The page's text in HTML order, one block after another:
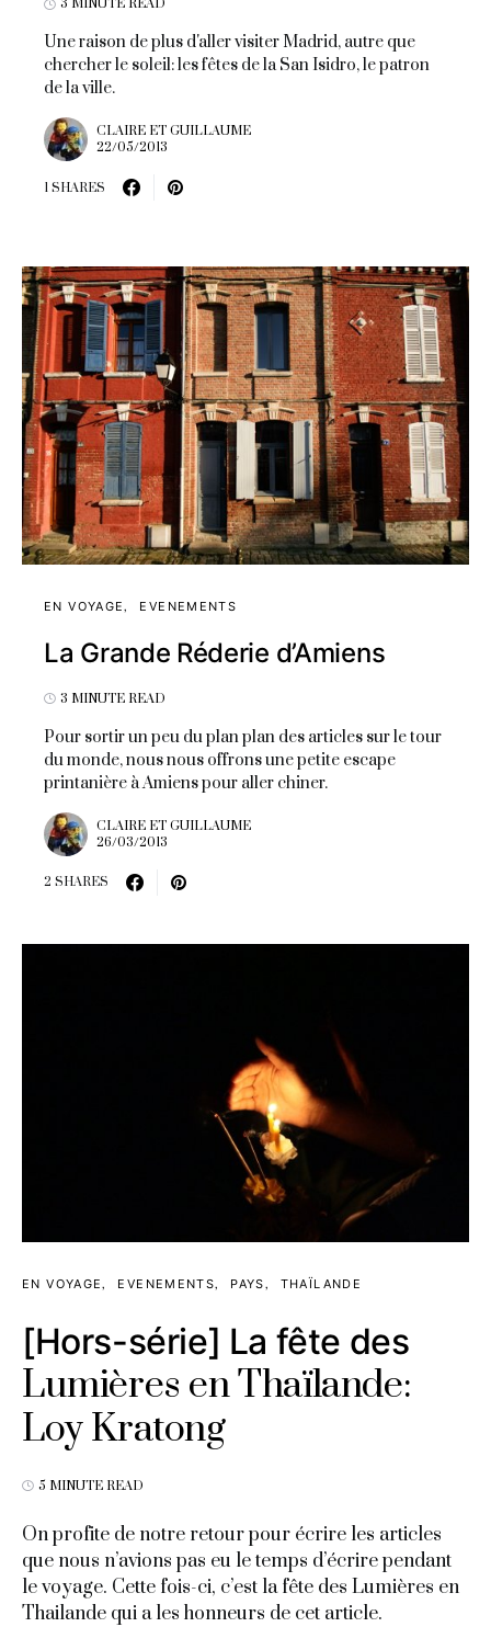
3 MINUTE READ
Une raison de plus d'aller visiter Madrid, autre que
chercher le soleil: les fêtes de la San Isidro, le patron
de la ville.
CLAIRE ET GUILLAUME
22/05/2013
1 SHARES
EN VOYAGE EVENEMENTS
La Grande Réderie d’Amiens
3 MINUTE READ
Pour sortir un peu du plan plan des articles sur le tour
du monde, nous nous offrons une petite escape
printanière à Amiens pour aller chiner.
CLAIRE ET GUILLAUME
26/03/2013
2 SHARES
EN VOYAGE EVENEMENTS PAYS THAÏLANDE
[Hors-série] La fête des
Lumières en Thaïlande:
Loy Kratong
5 MINUTE READ
On profite de notre retour pour écrire les articles
que nous n’avions pas eu le temps d’écrire pendant
le voyage. Cette fois-ci, c’est la fête des Lumières en
Thailande qui a les honneurs de cet article.